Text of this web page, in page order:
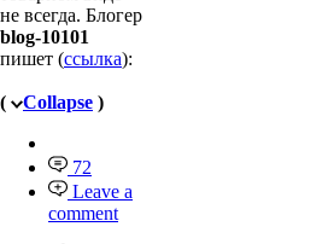
не всегда. Блогер
blog-10101
пишет (ссылка):
( Collapse )
72
Leave a
comment